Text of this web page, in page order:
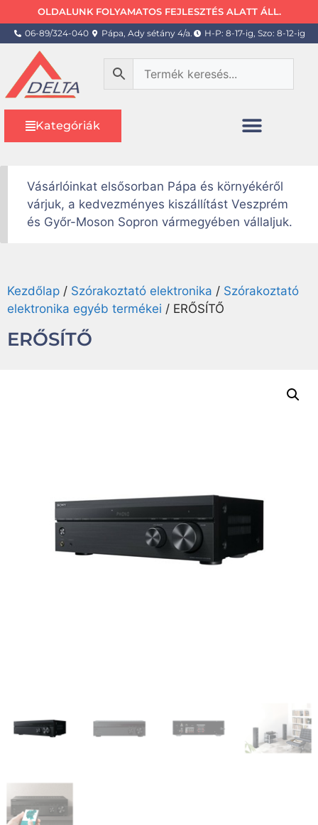
OLDALUNK FOLYAMATOS FEJLESZTÉS ALATT ÁLL.
06-89/324-040 Pápa, Ady sétány 4/a. H-P: 8-17-ig, Szo: 8-12-ig
Kategóriák
Vásárlóinkat elsősorban Pápa és környékéről
várjuk, a kedvezményes kiszállítást Veszprém
és Győr-Moson Sopron vármegyében vállaljuk.
Kezdőlap / Szórakoztató elektronika / Szórakoztató
elektronika egyéb termékei / ERŐSÍTŐ
ERŐSÍTŐ